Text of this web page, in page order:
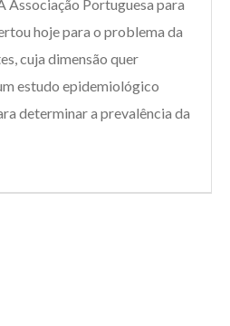
Associação Portuguesa para
hoje para o problema da
cuja dimensão quer
estudo epidemiológico
determinar a prevalência da